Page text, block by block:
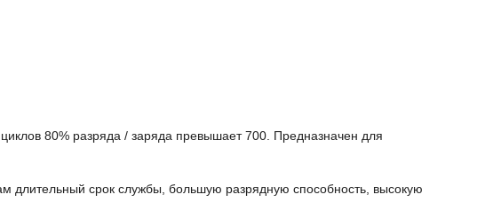
80% разряда / заряда превышает 700. Предназначен для
длительный срок службы, большую разрядную способность, высокую